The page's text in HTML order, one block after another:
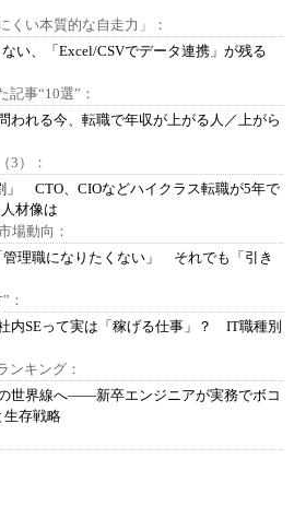
くい本質的な自走力」：
い、「Excel/CSVでデータ連携」が残る
事“10選”：
われる今、転職で年収が上がる人／上がら
3）：
」 CTO、CIOなどハイクラス転職が5年で
材像は
場動向：
理職になりたくない」 それでも「引き
：
内SEって実は「稼げる仕事」？ IT職種別
ンキング：
世界線へ――新卒エンジニアが実務でボコ
生存戦略